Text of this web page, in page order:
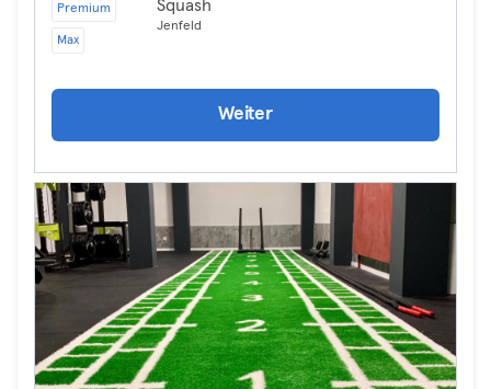
Premium
Max
Squash
Jenfeld
Weiter